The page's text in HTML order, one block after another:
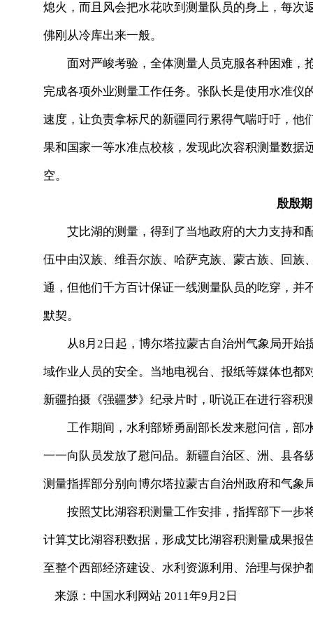
熄火，而且风会把水花吹到测量队员的身上，每
佛刚从冷库出来一般。
面对严峻考验，全体测量人员克服各种困难，
完成各项外业测量工作任务。张队长是使用水准
速度，让负责拿标尺的新疆同行累得气喘吁吁，他
果和国家一等水准点校核，发现此次容积测量数
空。
殷殷期
艾比湖的测量，得到了当地政府的大力支持和
伍中由汉族、维吾尔族、哈萨克族、蒙古族、回
通，但他们千方百计保证一线测量队员的吃穿，
默契。
从8月2日起，博尔塔拉蒙古自治州气象局开始
域作业人员的安全。当地电视台、报纸等媒体也
新疆拍摄《强疆梦》纪录片时，听说正在进行容
工作期间，水利部矫勇副部长发来慰问信，部
一一向队员发放了慰问品。新疆自治区、洲、县
测量指挥部分别向博尔塔拉蒙古自治州政府和气象
按照艾比湖容积测量工作安排，指挥部下一步
计算艾比湖容积数据，形成艾比湖容积测量成果
至整个西部经济建设、水利资源利用、治理与保护
来源：中国水利网站 2011年9月2日